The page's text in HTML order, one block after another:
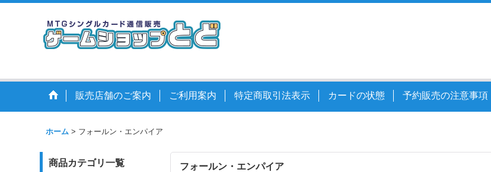
販売店舗のご案内 ご利用案内 特定商取引法表示 カードの状態 予約販売の注意事項
ホーム > フォールン・エンパイア
商品カテゴリ一覧 フォールン・エンパイア